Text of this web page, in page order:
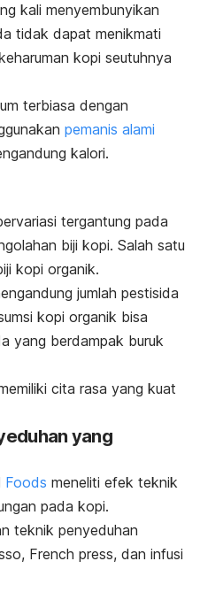
kali menyembunyikan
tidak dapat menikmati
kopi seutuhnya
terbiasa dengan
pemanis alami
kalori.
tergantung pada
biji kopi. Salah satu
kopi organik.
jumlah pestisida
kopi organik bisa
yang berdampak buruk
cita rasa yang kuat
yang
Foods meneliti efek teknik
pada kopi.
teknik penyeduhan
French press, dan infusi